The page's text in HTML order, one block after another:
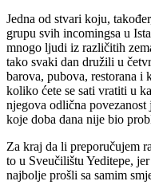
Jedna od stvari koju,
grupu svih incomingsa u
mnogo ljudi iz različitih
tako svaki dan družili u
barova, pubova, restorana i
koliko ćete se sati vratiti u
njegova odlična
koje doba dana nije bio
Za kraj da li preporučujem
to u Sveučilištu Yeditepe,
najbolje prošli sa samim